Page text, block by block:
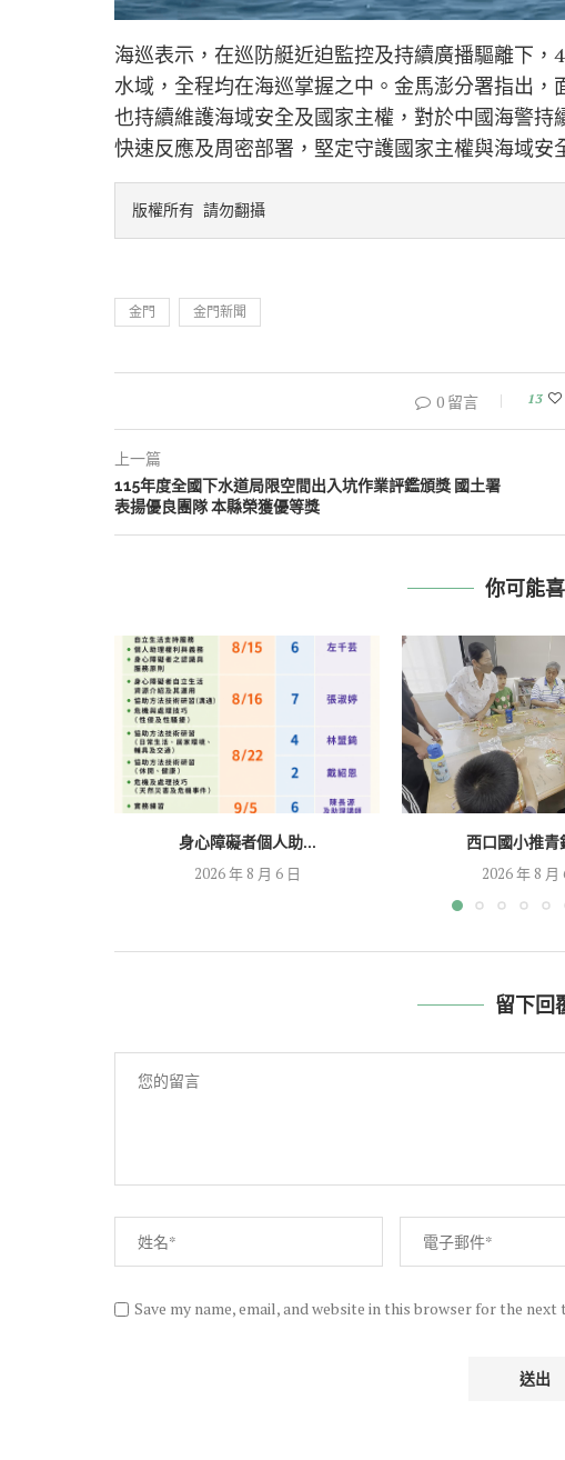
海巡表示，在巡防艇近迫監控及持續廣播驅離下
水域，全程均在海巡掌握之中。金馬澎分署指出，
也持續維護海域安全及國家主權，對於中國海警持
快速反應及周密部署，堅定守護國家主權與海域安
版權所有 請勿翻攝
金門 金門新聞
0 留言 13
上一篇
115年度全國下水道局限空間出入坑作業評鑑頒獎 國土署
表揚優良團隊 本縣榮獲優等獎
你可能
身心障礙者個人助...
2026 年 8 月 6 日
西口國小推青
2026 年 8 月
留下回
Save my name, email, and website in this browser for the next